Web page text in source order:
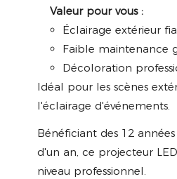
Valeur pour vous :
Éclairage extérieur
Faible maintenance
Décoloration
Idéal pour les scènes
l'éclairage d'événements.
Bénéficiant des 12
d'un an, ce projecteur
niveau professionnel.